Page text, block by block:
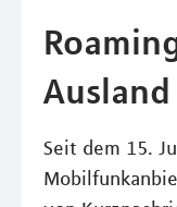
Seit dem 15.